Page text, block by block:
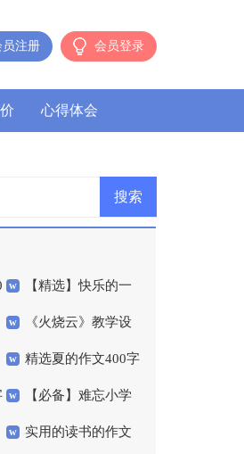
会员登录
员注册
心得体会
【精选】快乐的一
天小学作文四篇
《火烧云》教学设
计 精选夏的作文400字
4篇 【必备】难忘小学
作文400字3篇
实用的读书的作文